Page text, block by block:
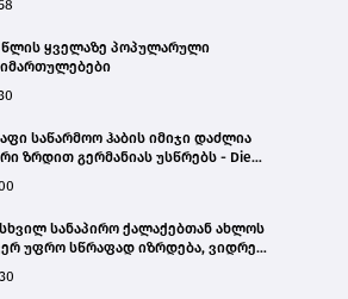
წლის ყველაზე პოპულარული
საწარმოო ჰაბის იმიჯი დაძლია
ზრდით გერმანიას უსწრებს - Die
სანაპირო ქალაქებთან ახლოს
უფრო სწრაფად იზრდება, ვიდრე